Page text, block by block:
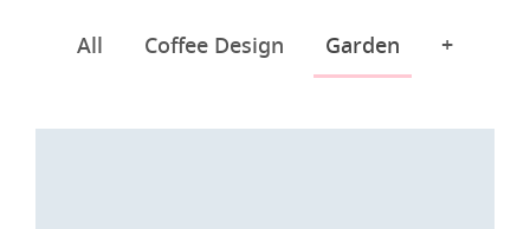
All Coffee Design Garden +